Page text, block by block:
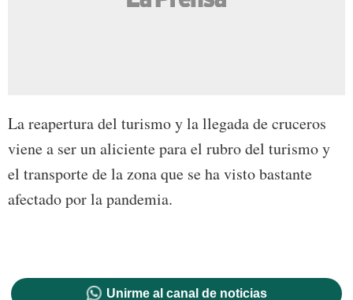
La reapertura del turismo y la llegada de cruceros
viene a ser un aliciente para el rubro del turismo y
el transporte de la zona que se ha visto bastante
afectado por la pandemia.
Unirme al canal de noticias